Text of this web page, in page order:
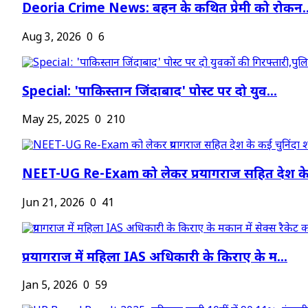
Deoria Crime News: बहन के कथित प्रेमी को
Aug 3, 2026 0 6
Special: 'पाकिस्तान जिंदाबाद' पोस्ट पर दो युव...
May 25, 2025 0 210
NEET-UG Re-Exam को लेकर प्रयागराज सहित देश
Jun 21, 2026 0 41
प्रयागराज में महिला IAS अधिकारी के किराए के म...
Jan 5, 2026 0 59